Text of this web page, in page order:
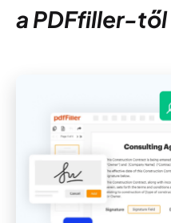
a PDFfiller-től